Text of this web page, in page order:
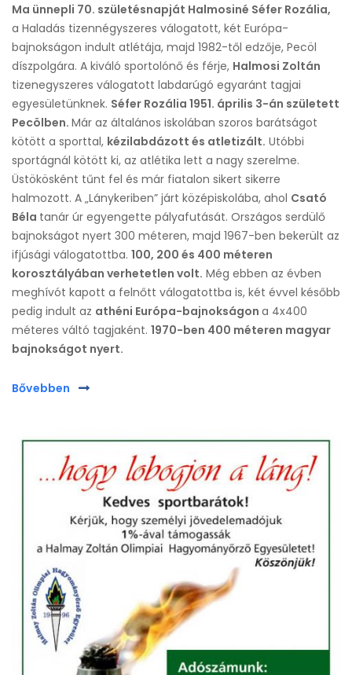
Ma ünnepli 70. születésnapját Halmosiné Séfer Rozália,
a Haladás tizennégyszeres válogatott, két Európa-
bajnokságon indult atlétája, majd 1982-től edzője, Pecöl
díszpolgára. A kiváló sportolónő és férje, Halmosi Zoltán
tizenegyszeres válogatott labdarúgó egyaránt tagjai
egyesületünknek. Séfer Rozália 1951. április 3-án született
Pecölben. Már az általános iskolában szoros barátságot
kötött a sporttal, kézilabdázott és atletizált. Utóbbi
sportágnál kötött ki, az atlétika lett a nagy szerelme.
Üstökösként tűnt fel és már fiatalon sikert sikerre
halmozott. A „Lánykeriben” járt középiskolába, ahol Csató
Béla tanár úr egyengette pályafutását. Országos serdülő
bajnokságot nyert 300 méteren, majd 1967-ben bekerült az
ifjúsági válogatottba. 100, 200 és 400 méteren
korosztályában verhetetlen volt. Még ebben az évben
meghívót kapott a felnőtt válogatottba is, két évvel később
pedig indult az athéni Európa-bajnokságon a 4x400
méteres váltó tagjaként. 1970-ben 400 méteren magyar
bajnokságot nyert.
Bővebben